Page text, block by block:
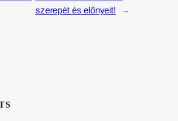
szerepét és előnyeit!
→